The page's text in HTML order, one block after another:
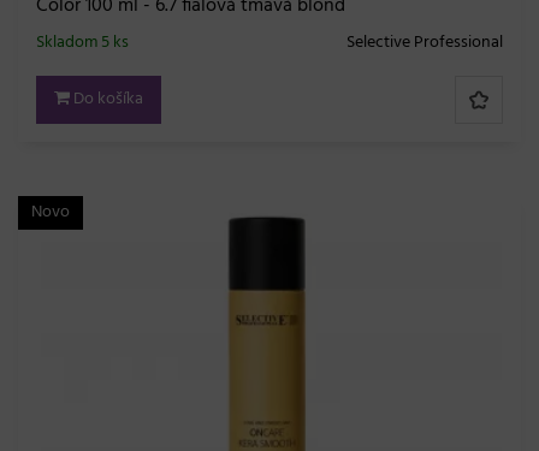
Selective Professional
Skladom 5 ks
Do košíka
Novo